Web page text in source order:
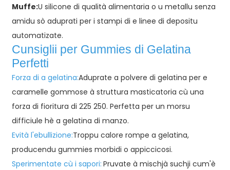
Muffe:U silicone di qualità alimentaria o u metallu senza
amidu sò aduprati per i stampi di e linee di depositu
automatizate.
Cunsiglii per Gummies di Gelatina
Perfetti
Forza di a gelatina:Aduprate a polvere di gelatina per e
caramelle gommose à struttura masticatoria cù una
forza di fioritura di 225 250. Perfetta per un morsu
difficiule hè a gelatina di manzo.
Evità l'ebullizione:Troppu calore rompe a gelatina,
producendu gummies morbidi o appiccicosi.
Sperimentate cù i sapori: Pruvate à mischjà suchji cum'è